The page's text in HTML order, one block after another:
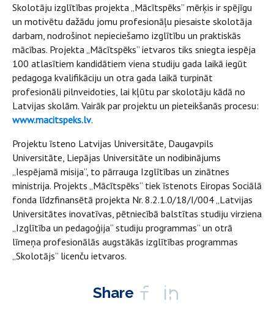
Skolotāju izglītības projekta „Mācītspēks” mērķis ir spējīgu
un motivētu dažādu jomu profesionāļu piesaiste skolotāja
darbam, nodrošinot nepieciešamo izglītību un praktiskās
mācības. Projekta „Mācītspēks” ietvaros tiks sniegta iespēja
100 atlasītiem kandidātiem viena studiju gada laikā iegūt
pedagoga kvalifikāciju un otra gada laikā turpināt
profesionāli pilnveidoties, lai kļūtu par skolotāju kādā no
Latvijas skolām. Vairāk par projektu un pieteikšanās procesu:
www.macitspeks.lv.
Projektu īsteno Latvijas Universitāte, Daugavpils
Universitāte, Liepājas Universitāte un nodibinājums
„Iespējamā misija”, to pārrauga Izglītības un zinātnes
ministrija. Projekts „Mācītspēks” tiek īstenots Eiropas Sociālā
fonda līdzfinansētā projekta Nr. 8.2.1.0/18/I/004 „Latvijas
Universitātes inovatīvas, pētniecībā balstītas studiju virziena
„Izglītība un pedagoģija” studiju programmas” un otrā
līmeņa profesionālās augstākās izglītības programmas
„Skolotājs” licenču ietvaros.
Share